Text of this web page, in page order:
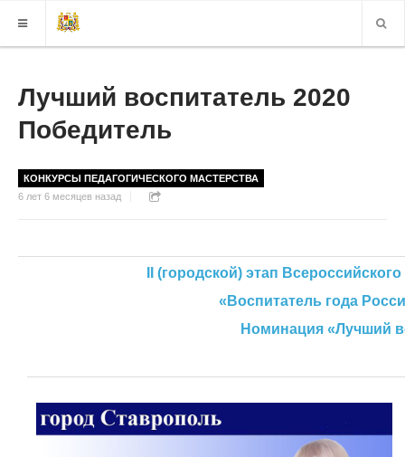
КАРТА САЙТА
ВЕРСИЯ ДЛЯ СЛАБОВИДЯЩИХ
Лучший воспитатель 2020
Победитель
КОНКУРСЫ ПЕДАГОГИЧЕСКОГО МАСТЕРСТВА
6 лет 6 месяцев назад
II (городской) этап Всероссийского
« Воспитатель года
Номинация «Лучший